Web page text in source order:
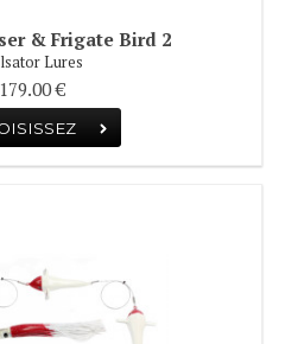
& Frigate Bird 2
Lures
179.00 €